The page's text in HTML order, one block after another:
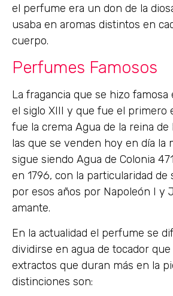
el perfume era un don de la
usaba en aromas distintos en
cuerpo.
Perfumes Famosos
La fragancia que se hizo
el siglo XIII y que fue el primero
fue la crema Agua de la reina de
las que se venden hoy en día la
sigue siendo Agua de Colonia
en 1796, con la particularidad de
por esos años por Napoleón I y
amante.
En la actualidad el perfume se
dividirse en agua de tocador
extractos que duran más en la
distinciones son: